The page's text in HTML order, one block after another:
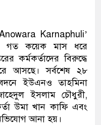
Karnaphuli’
গত কয়েক মাস ধরে
কর্মকর্তাদের বিরুদ্ধে
আসছে। সর্বশেষ ২৮
ইউএনও তাহমিনা
ইসলাম চৌধুরী,
উমা খান কাফি এবং
আনা হয়।